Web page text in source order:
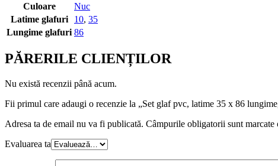
Culoare
Nuc
Latime glafuri
10, 35
Lungime glafuri 86
PĂRERILE CLIENȚILOR
Nu există recenzii până acum.
Fii primul care adaugi o recenzie la „Set glaf pvc, latime 35 x 86
Adresa ta de email nu va fi publicată. Câmpurile obligatorii sunt marcate
Evaluarea ta